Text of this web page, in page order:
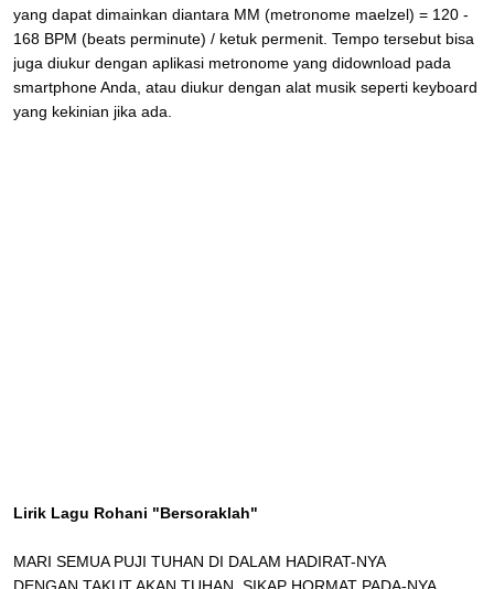
yang dapat dimainkan diantara MM (metronome maelzel) = 120 -
168 BPM (beats perminute) / ketuk permenit. Tempo tersebut bisa
juga diukur dengan aplikasi metronome yang didownload pada
smartphone Anda, atau diukur dengan alat musik seperti keyboard
yang kekinian jika ada.
Lirik Lagu Rohani "Bersoraklah"
MARI SEMUA PUJI TUHAN DI DALAM HADIRAT-NYA
DENGAN TAKUT AKAN TUHAN, SIKAP HORMAT PADA-NYA